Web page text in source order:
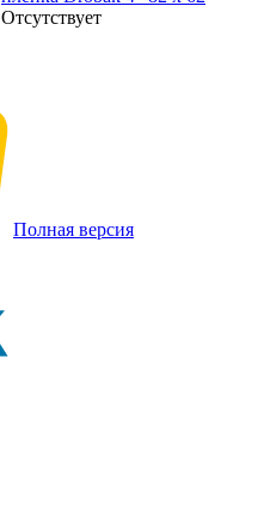
Отсутствует
Полная версия